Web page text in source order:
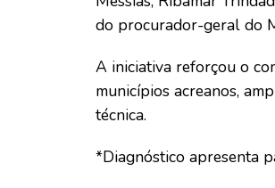
do procurador-geral do
A iniciativa reforçou o
municípios acreanos,
técnica.
*Diagnóstico apresenta